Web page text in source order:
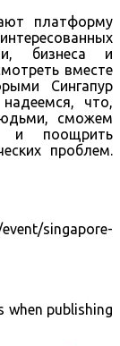
платформу
бизнеса и
вместе
Сингапур
что,
сможем
и поощрить
проблем.
singapore-
when publishing